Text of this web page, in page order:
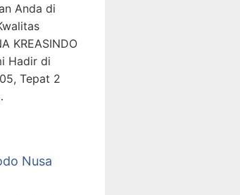
Anda di
KREASINDO
Hadir di
Tepat 2
Nusa